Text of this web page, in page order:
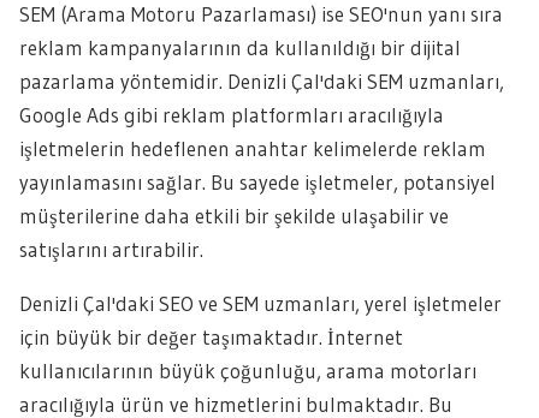
SEM (Arama Motoru Pazarlaması) ise SEO'nun yanı sıra
reklam kampanyalarının da kullanıldığı bir dijital
pazarlama yöntemidir. Denizli Çal'daki SEM uzmanları,
Google Ads gibi reklam platformları aracılığıyla
işletmelerin hedeflenen anahtar kelimelerde reklam
yayınlamasını sağlar. Bu sayede işletmeler, potansiyel
müşterilerine daha etkili bir şekilde ulaşabilir ve
satışlarını artırabilir.
Denizli Çal'daki SEO ve SEM uzmanları, yerel işletmeler
için büyük bir değer taşımaktadır. İnternet
kullanıcılarının büyük çoğunluğu, arama motorları
aracılığıyla ürün ve hizmetlerini bulmaktadır. Bu